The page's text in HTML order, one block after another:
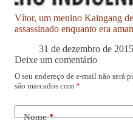
Vítor, um menino Kaingang
assassinado enquanto era
31 de dezembro de 2015
Deixe um comentário
O seu endereço de e-mail não será
são marcados com *
Nome*